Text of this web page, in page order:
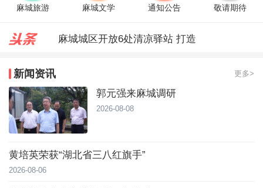
麻城旅游 麻城文学 通知公告 敬请期待
麻城城区开放6处清凉驿站 打造
台风靠近！直冲40℃，黄冈高温预
新闻资讯 更多>
郭元强来麻城调研
2026-08-08
黄培英荣获“湖北省三八红旗手”
2026-08-06